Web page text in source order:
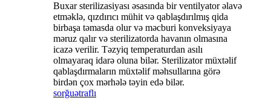
Buxar sterilizasiyası əsasında bir ventilyator əlavə
etməklə, qızdırıcı mühit və qablaşdırılmış qida
birbaşa təmasda olur və məcburi konveksiyaya
məruz qalır və sterilizatorda havanın olmasına
icazə verilir. Təzyiq temperaturdan asılı
olmayaraq idarə oluna bilər. Sterilizator müxtəlif
qablaşdırmaların müxtəlif məhsullarına görə
birdən çox mərhələ təyin edə bilər.
sorğuətraflı